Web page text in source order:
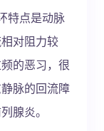
特点是动脉
对阻力较
的恶习，很
脉的回流障
腺炎。